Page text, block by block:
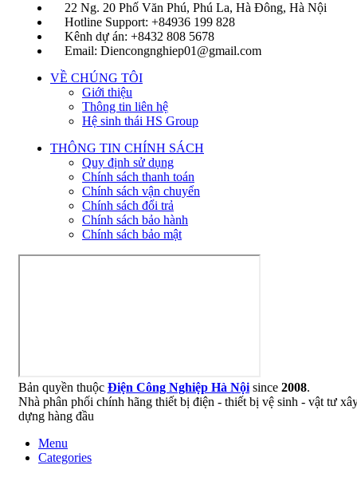
22 Ng. 20 Phố Văn Phú, Phú La, Hà Đông, Hà Nội
Hotline Support: +84936 199 828
Kênh dự án: +8432 808 5678
Email: Diencongnghiep01@gmail.com
VỀ CHÚNG TÔI
Giới thiệu
Thông tin liên hệ
Hệ sinh thái HS Group
THÔNG TIN CHÍNH SÁCH
Quy định sử dụng
Chính sách thanh toán
Chính sách vận chuyển
Chính sách đổi trả
Chính sách bảo hành
Chính sách bảo mật
Bản quyền thuộc Điện Công Nghiệp Hà Nội since 2008.
Nhà phân phối chính hãng thiết bị điện - thiết bị vệ sinh - vật tư
dựng hàng đầu
Menu
Categories